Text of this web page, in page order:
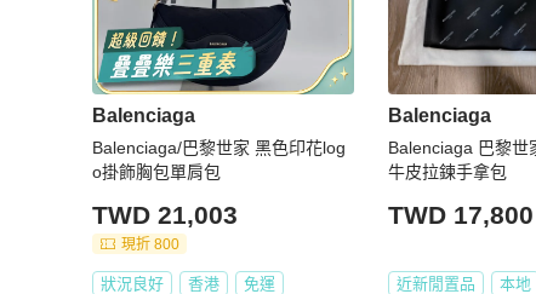
Balenciaga
Balenciaga/巴黎世家 黑色印花log
o掛飾胸包單肩包
TWD 21,003
現折 800
狀況良好 香港 免運
Balenciaga
Balenciaga 巴黎世
牛皮拉鍊手拿包
TWD 17,800
近新閒置品 本地